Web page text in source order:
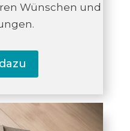
Wünschen und